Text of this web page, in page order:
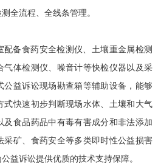
全流程、全线条管理。
备食药安全检测仪、土壤重金属检测
气体检测仪、噪音计等快检仪器以及采
公益诉讼现场勘查箱等辅助设备，能够
式快速初步判断现场水体、土壤和大气
及食品药品中有毒有害成分和非法添加
采矿、食药安全等多类即时性公益损害
益诉讼提供优质的技术支持保障。